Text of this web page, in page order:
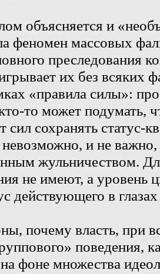
объясняется и
феномен массовых
преследования
их без всяких
«правила силы»:
то может подумать,
сил сохранять статус-
невозможно, и не
жульничеством.
не имеют, а уровень
действующего в
почему власть, при
поведения,
фоне множества